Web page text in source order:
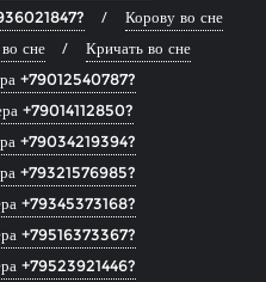
Корову во сне
сне
Кричать во сне
+79012540787?
+79014112850?
+79034219394?
+79321576985?
+79345373168?
+79516373367?
+79523921446?